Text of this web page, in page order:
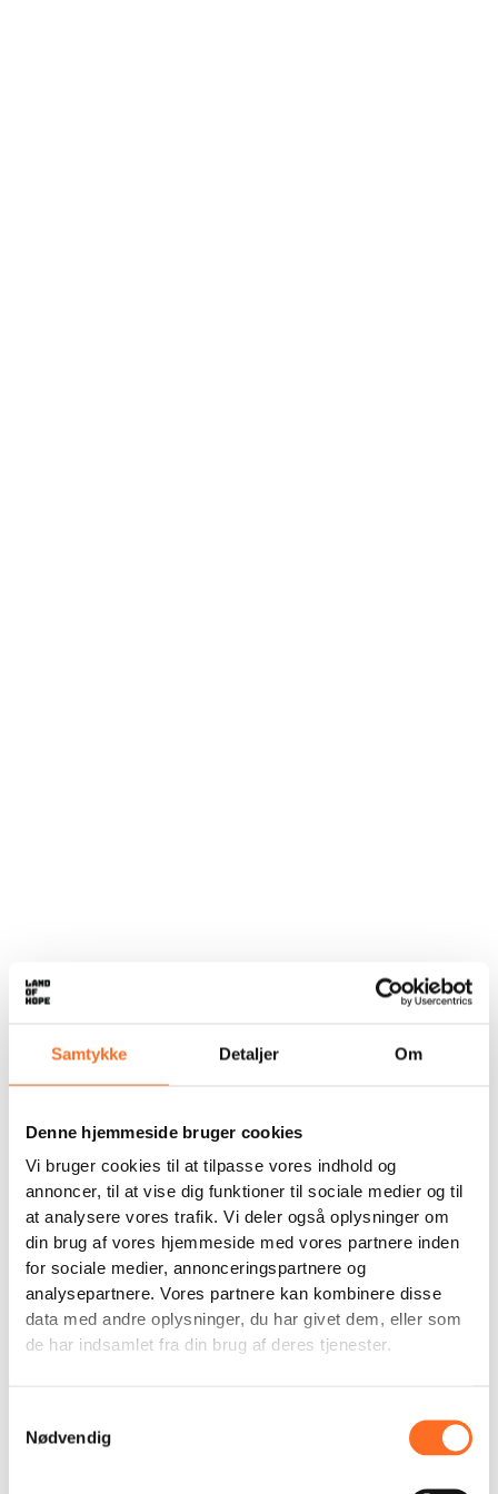
Samtykke Detaljer Om
Denne hjemmeside bruger cookies
Vi bruger cookies til at tilpasse vores indhold og
annoncer, til at vise dig funktioner til sociale medier og til
at analysere vores trafik. Vi deler også oplysninger om
din brug af vores hjemmeside med vores partnere inden
for sociale medier, annonceringspartnere og
analysepartnere. Vores partnere kan kombinere disse
data med andre oplysninger, du har givet dem, eller som
de har indsamlet fra din brug af deres tjenester.
Nødvendig